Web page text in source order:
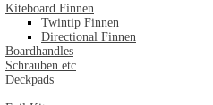
Kiteboard Finnen
Twintip Finnen
Directional Finnen
Boardhandles
Schrauben etc
Deckpads